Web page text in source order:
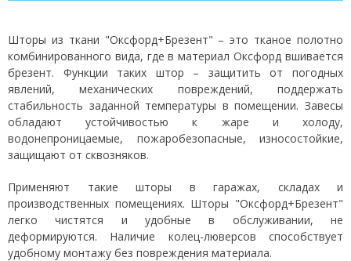
Шторы из ткани "Оксфорд+Брезент" – это тканое полотно
комбинированного вида, где в материал Оксфорд вшивается
брезент. Функции таких штор – защитить от погодных
явлений, механических повреждений, поддержать
стабильность заданной температуры в помещении. Завесы
обладают устойчивостью к жаре и холоду,
водонепроницаемые, пожаробезопасные, износостойкие,
защищают от сквозняков.
Применяют такие шторы в гаражах, складах и
производственных помещениях. Шторы "Оксфорд+Брезент"
легко чистятся и удобные в обслуживании, не
деформируются. Наличие колец-люверсов способствует
удобному монтажу без повреждения материала.